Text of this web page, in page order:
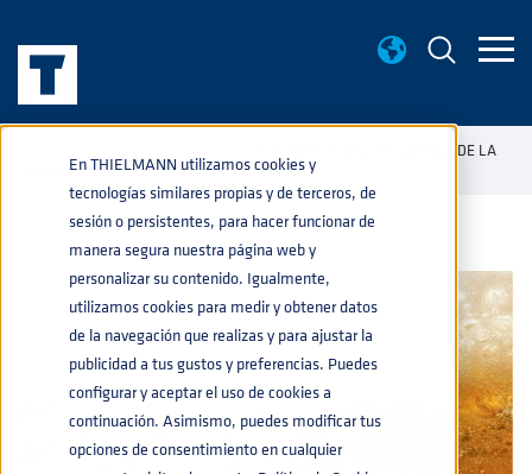
En THIELMANN utilizamos cookies y
tecnologías similares propias y de terceros, de
sesión o persistentes, para hacer funcionar de
manera segura nuestra página web y
personalizar su contenido. Igualmente,
utilizamos cookies para medir y obtener datos
de la navegación que realizas y para ajustar la
publicidad a tus gustos y preferencias. Puedes
configurar y aceptar el uso de cookies a
continuación. Asimismo, puedes modificar tus
opciones de consentimiento en cualquier
EVALUACIÓN ORGANOLÉPTICA DE LA
CERVEZA ALMACENADA